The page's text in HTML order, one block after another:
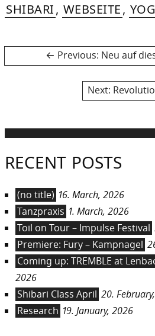
SHIBARI, WEBSEITE,
navigation
Previous: Previous
Neu auf
Next: Next
RECENT POSTS
(no title) 16. March, 2026
Tanzpraxis 1. March, 2026
Toil on Tour – Impulse Festival
Premiere: Fury – Kampnagel
Coming up: TREMBLE at
2026
Shibari Class April 20.
Research 19. January, 2026